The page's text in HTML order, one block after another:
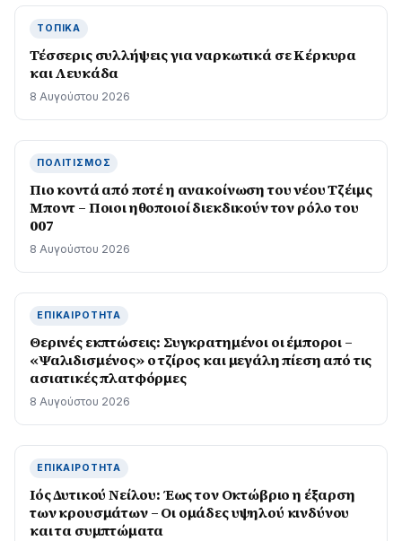
ΤΟΠΙΚΆ
Τέσσερις συλλήψεις για ναρκωτικά σε Κέρκυρα
και Λευκάδα
8 Αυγούστου 2026
ΠΟΛΙΤΙΣΜΌΣ
Πιο κοντά από ποτέ η ανακοίνωση του νέου Τζέιμς
Μποντ – Ποιοι ηθοποιοί διεκδικούν τον ρόλο του
007
8 Αυγούστου 2026
ΕΠΙΚΑΙΡΌΤΗΤΑ
Θερινές εκπτώσεις: Συγκρατημένοι οι έμποροι –
«Ψαλιδισμένος» ο τζίρος και μεγάλη πίεση από τις
ασιατικές πλατφόρμες
8 Αυγούστου 2026
ΕΠΙΚΑΙΡΌΤΗΤΑ
Ιός Δυτικού Νείλου: Έως τον Οκτώβριο η έξαρση
των κρουσμάτων – Οι ομάδες υψηλού κινδύνου
και τα συμπτώματα